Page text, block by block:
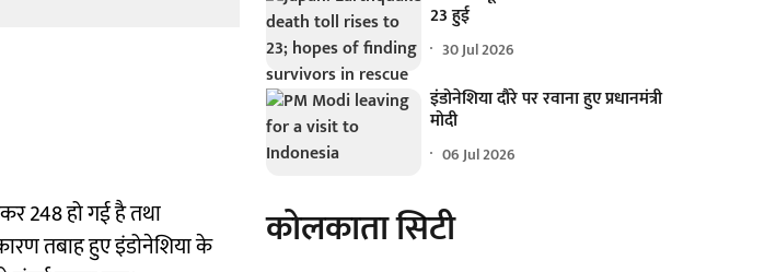
248 हो गई है तथा
तबाह हुए इंडोनेशिया के
23 हुई
30 Jul 2026
इंडोनेशिया दौरे पर रवाना हुए प्रधानमंत्री
मोदी
06 Jul 2026
कोलकाता सिटी